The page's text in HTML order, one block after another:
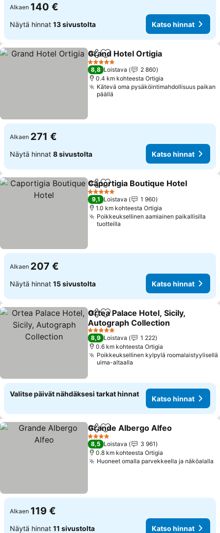
Alkaen 140 €
Näytä hinnat 13 sivustolta Katso hinnat
Jaa Lisää suosikkeihin
Grand Hotel Ortigia
5 Tähtiluokitus
8,8 Loistava
2 860
0.4 km kohteesta Ortigia
Kätevä oma pysäköintimahdollisuus paikan
päällä
Alkaen 271 €
Näytä hinnat 8 sivustolta Katso hinnat
Jaa Lisää suosikkeihin
Caportigia Boutique Hotel
5 Tähtiluokitus
9,1 Loistava
1 960
1.0 km kohteesta Ortigia
Poikkeuksellinen aamiainen paikallisilla
tuotteilla
Alkaen 207 €
Näytä hinnat 15 sivustolta Katso hinnat
Jaa Lisää suosikkeihin
Ortea Palace Hotel, Sicily,
Autograph Collection
5 Tähtiluokitus
8,9 Loistava
1 222
0.6 km kohteesta Ortigia
Poikkeuksellinen kylpylä roomalaistyylisellä
uima-altaalla
Valitse päivät nähdäksesi tarkat hinnat
Katso hinnat
Jaa Lisää suosikkeihin
Grande Albergo Alfeo
4 Tähtiluokitus
8,5 Loistava
3 961
0.8 km kohteesta Ortigia
Huoneet omalla parvekkeella ja näköalalla
Alkaen 119 €
Näytä hinnat 11 sivustolta Katso hinnat